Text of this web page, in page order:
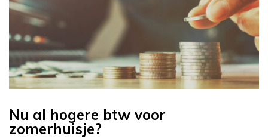
Nu al hogere btw voor
zomerhuisje?